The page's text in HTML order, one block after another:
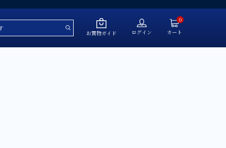
お買物ガイド ログイン
0
カート